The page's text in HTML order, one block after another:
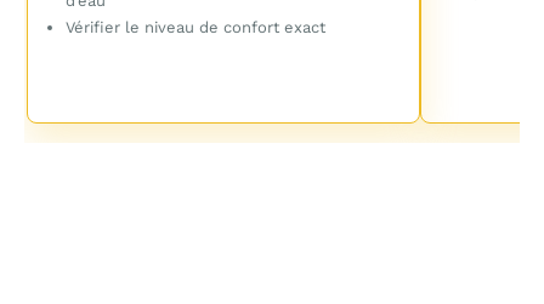
Vérifier le niveau de confort exact